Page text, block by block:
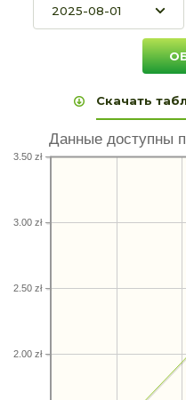
Скачать
Данные доступны
2.00 zł
2.50 zł
3.00 zł
3.50 zł